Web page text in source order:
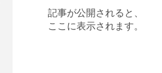
記事が公開されると、
ここに表示されます。